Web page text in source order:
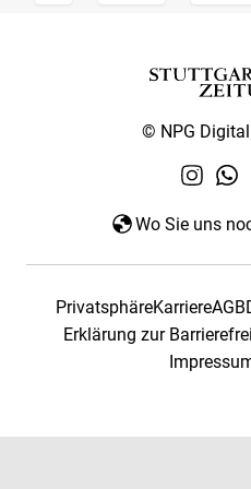
© NPG
Wo Sie uns
PrivatsphäreKarriereAGB
Erklärung zur